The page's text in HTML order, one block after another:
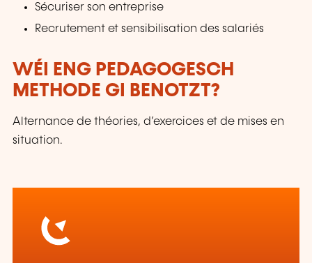
Sécuriser son entreprise
Recrutement et sensibilisation des salariés
WÉI ENG PEDAGOGESCH
METHODE GI BENOTZT?
Alternance de théories, d’exercices et de mises en
situation.